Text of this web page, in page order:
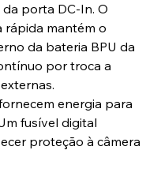
porta DC-In. O
rápida mantém o
da bateria BPU da
por troca a
energia para
fusível digital
proteção à câmera